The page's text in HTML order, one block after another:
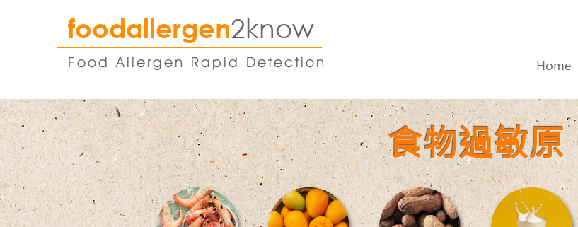
foodallergen2know
Food Allergen Rapid Detection Home
食物過敏原